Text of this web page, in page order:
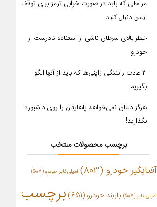
مراحلی که باید در صورت خرابی ترمز برای توقف
ایمن دنبال کنید
خطر بالای سرطان ناشی از استفاده نادرست از
خودرو
۳ عادت رانندگی ژاپنی‌ها که باید از آنها الگو
بگیریم
هرگز دلتان نمی‌خواهد پاهایتان را روی داشبورد
بگذارید!
برچسب محصولات منتخب
آفتابگیر خودرو (803) آمپلی فایر خودرو(507)
امپلی فایر (507) باربند خودرو(651)
برچسب